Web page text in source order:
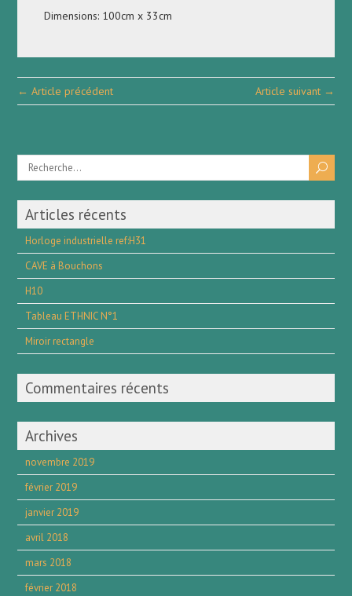
Dimensions: 100cm x 33cm
← Article précédent Article suivant →
Articles récents
Horloge industrielle ref:H31
CAVE à Bouchons
H10
Tableau ETHNIC N°1
Miroir rectangle
Commentaires récents
Archives
novembre 2019
février 2019
janvier 2019
avril 2018
mars 2018
février 2018